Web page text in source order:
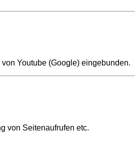
Youtube (Google) eingebunden.
von Seitenaufrufen etc.